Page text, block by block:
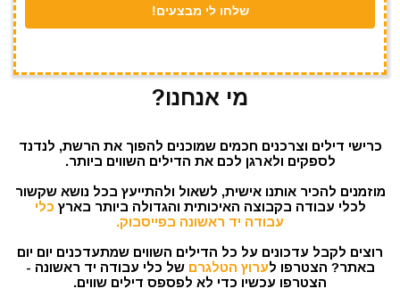
מי אנחנו?
כרישי דילים וצרכנים חכמים שמוכנים להפוך את הרשת, לנדנד
לספקים ולארגן לכם את הדילים השווים ביותר.
מוזמנים להכיר אותנו אישית, לשאול ולהתייעץ בכל נושא שקשור
לכלי עבודה בקבוצה האיכותית והגדולה ביותר בארץ כלי
עבודה יד ראשונה בפייסבוק.
רוצים לקבל עדכונים על כל הדילים השווים שמתעדכנים יום יום
באתר? הצטרפו לערוץ הטלגרם של כלי עבודה יד ראשונה -
הצטרפו עכשיו כדי לא לפספס דילים שווים.